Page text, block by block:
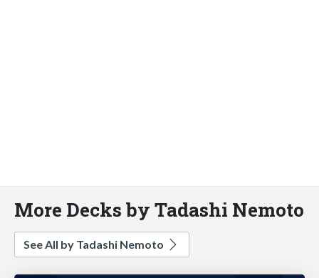
More Decks by Tadashi Nemoto
See All by Tadashi Nemoto